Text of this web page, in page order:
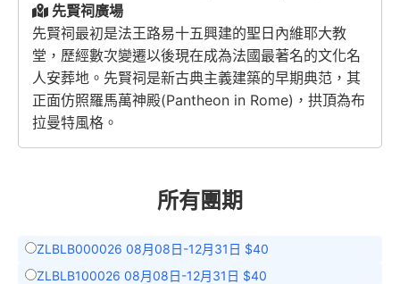
先賢祠廣場
先賢祠最初是法王路易十五興建的聖日內維耶大教
堂，歷經數次變遷以後現在成為法國最著名的文化名
人安葬地。先賢祠是新古典主義建築的早期典范，其
正面仿照羅馬萬神殿(Pantheon in Rome)，拱頂為布
拉曼特風格。
所有團期
ZLBLB000026 08月08日-12月31日 $40
ZLBLB100026 08月08日-12月31日 $40